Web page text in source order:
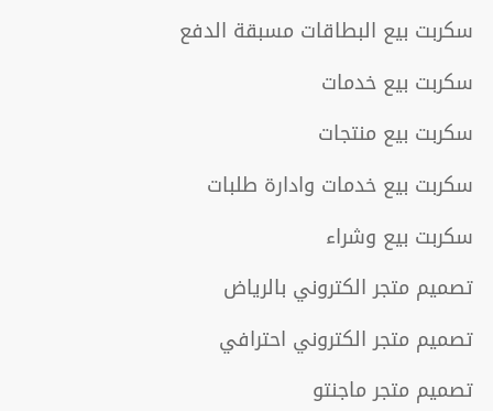
سكربت بيع البطاقات مسبقة الدفع
سكربت بيع خدمات
سكربت بيع منتجات
سكربت بيع خدمات وادارة طلبات
سكربت بيع وشراء
تصميم متجر الكتروني بالرياض
تصميم متجر الكتروني احترافي
تصميم متجر ماجنتو